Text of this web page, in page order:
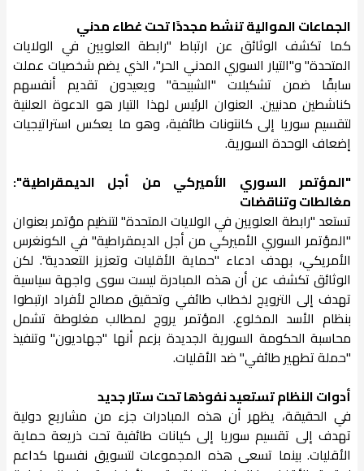
الجماعات الموالية تنشط مجددًا تحت غطاء مدني
كما تكشف الوثائق عن ارتباط "رابطة العلويين في الولايات
المتحدة" و"التيار السوري المدني الحر"، الذي يضم شخصيات عملت
سابقًا ضمن تشكيلات "الشبيحة" ويعيدون تقديم أنفسهم
كناشطين مدنيين. العنوان الرئيس لهذا التيار هو الدعوة العلنية
لتقسيم سوريا إلى كانتونات طائفية، وهو ما يعكس استراتيجيات
إضعاف الوحدة السورية.
"المؤتمر السوري الأميركي من أجل الديمقراطية":
مغالطات وتناقضات
تستعد "رابطة العلويين في الولايات المتحدة" لتنظيم مؤتمر بعنوان
"المؤتمر السوري الأميركي من أجل الديمقراطية" في الكونغرس
الأمريكي، بهدف ادعاء "حماية الأقليات وتعزيز التعددية". لكن
الوثائق تكشف عن أن هذه المبادرة ليست سوى واجهة سياسية
تهدف إلى الترويج لخطاب طائفي وتحقيق مصالح لأفراد ارتبطوا
بنظام الأسد المخلوع. المؤتمر يروج لمطالب مغلوطة تشمل
محاسبة الحكومة السورية الجديدة بزعم أنها "جهاديون" وتنفيذ
"حملة تطهير طائفي" ضد الأقليات.
أدوات النظام تستعيد نفوذها تحت ستار جديد
في الحقيقة، يظهر أن هذه المبادرات جزء من مشاريع دولية
تهدف إلى تقسيم سوريا إلى كيانات طائفية تحت ذريعة حماية
الأقليات. بينما تسعى هذه المجموعات لتسويق نفسها كداعم